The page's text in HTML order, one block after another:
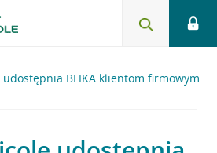
BLIKA klientom firmowym